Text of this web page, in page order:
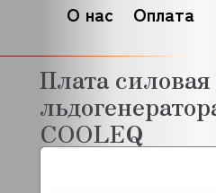
О нас Оплата
Плата
COOLEQ